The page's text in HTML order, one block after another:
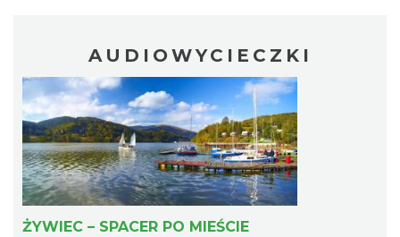
Koniaków
21.55 km
AUDIOWYCIECZKI
ŻYWIEC – SPACER PO MIEŚCIE